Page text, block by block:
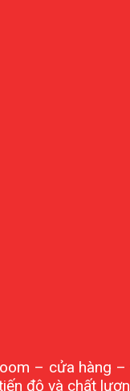
– cửa hàng –
độ và chất